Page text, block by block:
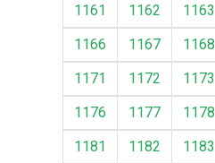
1161
1162 1163
1166
1167 1168
1171
1172 1173
1176
1177 1178
1181
1182 1183